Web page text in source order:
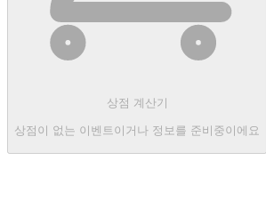
상점 계산기
상점이 없는 이벤트이거나 정보를 준비중이에요